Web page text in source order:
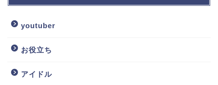
youtuber
お役立ち
アイドル